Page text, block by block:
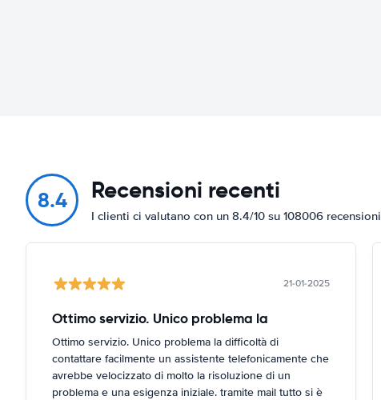
8.4 Recensioni recenti
I clienti ci valutano con un 8.4/10 su 108006 recensioni
21-01-2025
Ottimo servizio. Unico problema la
Ottimo servizio. Unico problema la difficoltà di
contattare facilmente un assistente telefonicamente che
avrebbe velocizzato di molto la risoluzione di un
problema e una esigenza iniziale. tramite mail tutto si è